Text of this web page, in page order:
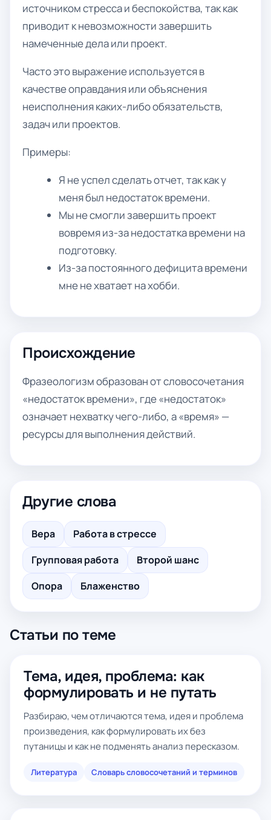
источником стресса и беспокойства, так как
приводит к невозможности завершить
намеченные дела или проект.
Часто это выражение используется в
качестве оправдания или объяснения
неисполнения каких-либо обязательств,
задач или проектов.
Примеры:
Я не успел сделать отчет, так как у
меня был недостаток времени.
Мы не смогли завершить проект
вовремя из-за недостатка времени на
подготовку.
Из-за постоянного дефицита времени
мне не хватает на хобби.
Происхождение
Фразеологизм образован от словосочетания
«недостаток времени», где «недостаток»
означает нехватку чего-либо, а «время» —
ресурсы для выполнения действий.
Другие слова
Вера
Работа в стрессе
Групповая работа
Второй шанс
Опора
Блаженство
Статьи по теме
Тема, идея, проблема: как
формулировать и не путать
Разбираю, чем отличаются тема, идея и проблема
произведения, как формулировать их без
путаницы и как не подменять анализ пересказом.
Литература Словарь словосочетаний и терминов